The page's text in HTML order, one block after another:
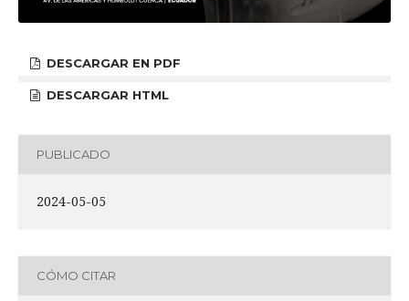
DESCARGAR EN PDF
DESCARGAR HTML
PUBLICADO
2024-05-05
CÓMO CITAR